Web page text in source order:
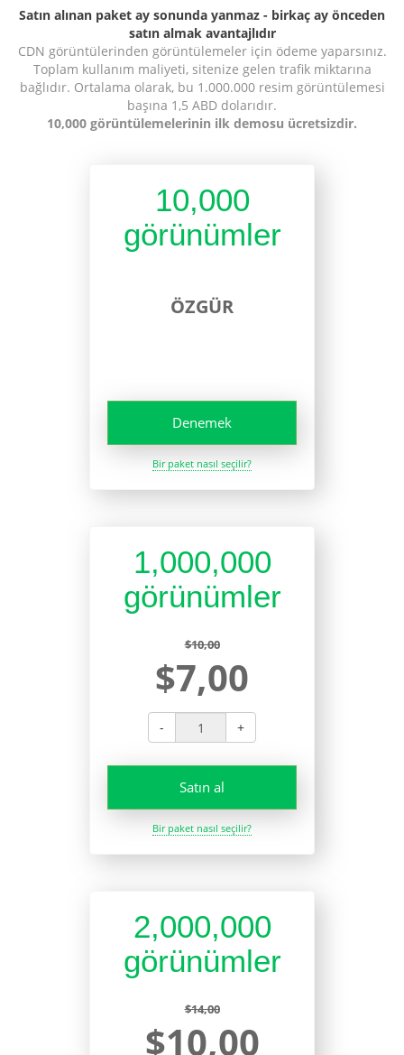
Satın alınan paket ay sonunda yanmaz - birkaç ay önceden
satın almak avantajlıdır
CDN görüntülerinden görüntülemeler için ödeme yaparsınız.
Toplam kullanım maliyeti, sitenize gelen trafik miktarına
bağlıdır. Ortalama olarak, bu 1.000.000 resim görüntülemesi
başına 1,5 ABD dolarıdır.
10,000 görüntülemelerinin ilk demosu ücretsizdir.
10,000
görünümler
ÖZGÜR
Denemek
Bir paket nasıl seçilir?
1,000,000
görünümler
$10,00
$7,00
- +
Satın al
Bir paket nasıl seçilir?
2,000,000
görünümler
$14,00
$10,00